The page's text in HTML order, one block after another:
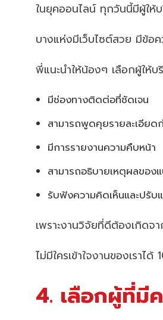
ในยุคออนไลน์ ทุกวันนี้มีผู้ให้
บางแห่งมีเว็บไซต์สวย มีข้อ
พี่แนะนำให้น้องๆ เลือกผู้ให้บ
มีช่องทางติดต่อที่ชัดเจน
สามารถพูดคุยรายละเอียด
มีการรายงานความคืบหน้า
สามารถอธิบายเหตุผลของ
รับฟังความคิดเห็นและปรับ
เพราะงานวิจัยที่ดีต้องเกิดจ
ไม่มีใครเข้าใจงานของเร
4. เลือกผู้ที่มี